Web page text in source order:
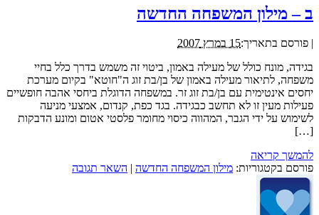
ב – מילון המשפחה החדשה
פורסם בתאריך:15 במרץ 2007
בגידה, מונח כולל של מעילה באמון, ביטוי זה משמש בדרך כלל בחיי
משפחה, לתיאור מעילה באמון של בן/בת זוג ה"חוטא" בקיום מערכת
יחסים אינטימית עם בן/בת זוג זר. במשפחה הדוגלת ביחסי אהבה חופשיים
פעילות מעין זו לא תחשב כבגידה. בגד כפת, קנדום, אמצעי מניעה
לשימוש על ידי הגבר, המהווה כיסוי מחומר פלסטי אטום ומונע הדבקות
[…]
להמשך קריאה
פורסם בקטגוריות: מילון המשפחה החדשה השאר תגובה